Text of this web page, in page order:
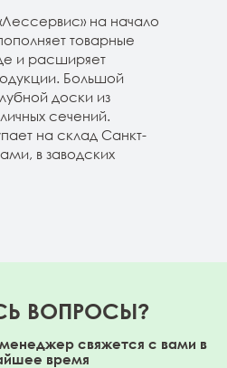
на начало
товарные
и расширяет
Большой
доски из
сечений.
на склад Санкт-
в заводских
ВОПРОСЫ?
свяжется с вами в
время